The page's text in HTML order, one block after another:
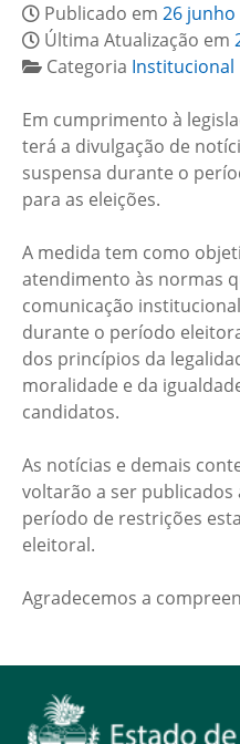
Publicado em 26 junho
Última Atualização em
Categoria Institucional
Em cumprimento à
terá a divulgação de
suspensa durante o
para as eleições.
A medida tem como
atendimento às normas
comunicação
durante o período
dos princípios da
moralidade e da
candidatos.
As notícias e demais
voltarão a ser
período de restrições
eleitoral.
Agradecemos a